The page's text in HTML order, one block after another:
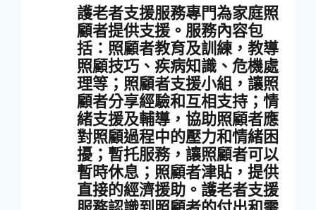
護老者支援服務專門為家庭照
顧者提供支援。服務內容包
括：照顧者教育及訓練，教導
照顧技巧、疾病知識、危機處
理等；照顧者支援小組，讓照
顧者分享經驗和互相支持；情
緒支援及輔導，協助照顧者應
對照顧過程中的壓力和情緒困
擾；暫托服務，讓照顧者可以
暫時休息；照顧者津貼，提供
直接的經濟援助。護老者支援